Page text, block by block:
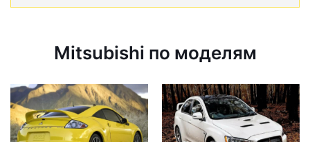
Mitsubishi по моделям